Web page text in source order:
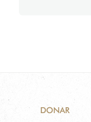
DONAR